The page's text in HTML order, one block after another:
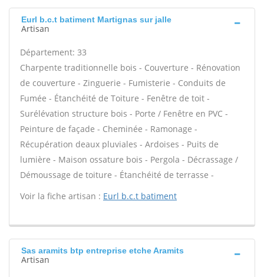
Eurl b.c.t batiment Martignas sur jalle
Artisan
Département: 33
Charpente traditionnelle bois - Couverture - Rénovation
de couverture - Zinguerie - Fumisterie - Conduits de
Fumée - Étanchéité de Toiture - Fenêtre de toit -
Surélévation structure bois - Porte / Fenêtre en PVC -
Peinture de façade - Cheminée - Ramonage -
Récupération deaux pluviales - Ardoises - Puits de
lumière - Maison ossature bois - Pergola - Décrassage /
Démoussage de toiture - Étanchéité de terrasse -
Voir la fiche artisan : Eurl b.c.t batiment
Sas aramits btp entreprise etche Aramits
Artisan